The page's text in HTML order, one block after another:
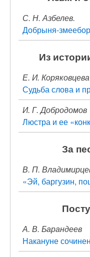
С. Н. Азбелев.
Добрыня-
Из
Е. И. Коряковцева
Судьба слова и
И. Г. Добродомов
Люстра и ее
За
В. П.
«Эй, баргузин,
А. В. Барандеев
Накануне